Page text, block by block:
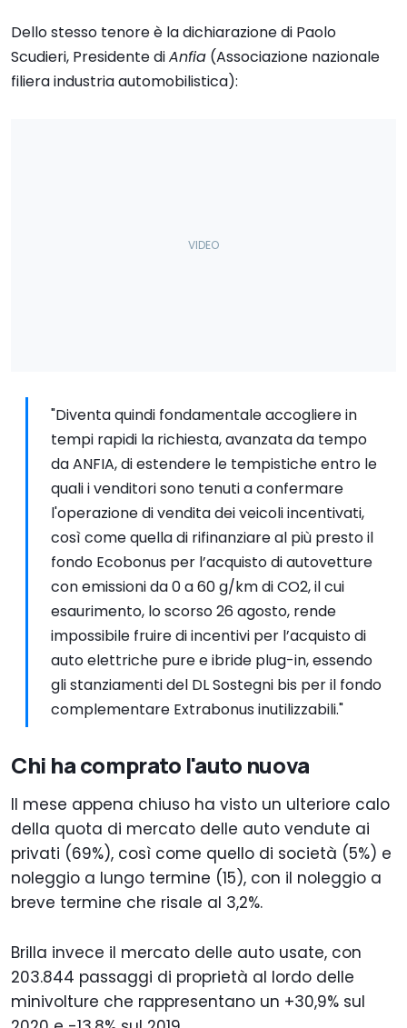
Dello stesso tenore è la dichiarazione di Paolo
Scudieri, Presidente diAnfia (Associazione nazionale
filiera industria automobilistica):
"Diventa quindi fondamentale accogliere in
tempi rapidi la richiesta, avanzata da tempo
da ANFIA, di estendere le tempistiche entro le
quali i venditori sono tenuti a confermare
l'operazione di vendita dei veicoli incentivati,
così come quella di rifinanziare al più presto il
fondo Ecobonus per l’acquisto di autovetture
con emissioni da 0 a 60 g/km di CO2, il cui
esaurimento, lo scorso 26 agosto, rende
impossibile fruire di incentivi per l’acquisto di
auto elettriche pure e ibride plug-in, essendo
gli stanziamenti del DL Sostegni bis per il fondo
complementare Extrabonus inutilizzabili."
Chi ha comprato l'auto nuova
Il mese appena chiuso ha visto un ulteriore calo
della quota di mercato delle auto vendute ai
privati (69%), così come quello di società (5%) e
noleggio a lungo termine (15), con il noleggio a
breve termine che risale al 3,2%.
Brilla invece il mercato delle auto usate, con
203.844 passaggi di proprietà al lordo delle
minivolture che rappresentano un +30,9% sul